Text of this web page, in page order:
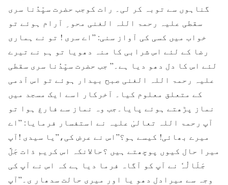
گناہوں سے توبہ کر لی۔ رات کوجب حضرت سیِّدُنا سری
سقطی علیہ رحمۃ اللہ الغنی محو ِ آرام ہوئے تو
خواب میں کسی کی آواز سنی: ”اے سری ! تو نے ہماری
رضا کے لئے اس شرابی کا منہ دھویا تو ہم نے تیرے
لئے اس کا دل دھو دیا ہے۔” جب حضرت سیِّدُنا سری سقطی
علیہ رحمۃ اللہ الغنی صبح بیدار ہوئے تو اس آدمی
کے متعلق معلوم کیا۔ آخرکار اسے ایک مسجد میں
نماز پڑھتے ہوئے پایا۔جب وہ نماز سے فارغ ہوا تو
آپ رحمۃ اللہ تعالیٰ علیہ نے استفسار فرمایا: ”اے
میرے بھائی! کیسے ہو؟”اس نے عرض کی،”یا سیدی !آپ
میرا حال کیوں پوچھتے ہیں ؟حالانکہ اس کریم ذات جَلَّ
جَلَالُہٗ نے آپ کو آگاہ فرما دیا ہے کہ اس نے آپ کی
وجہ سے میرادل دھو یا اور میری حالت سدھار ی۔”آپ